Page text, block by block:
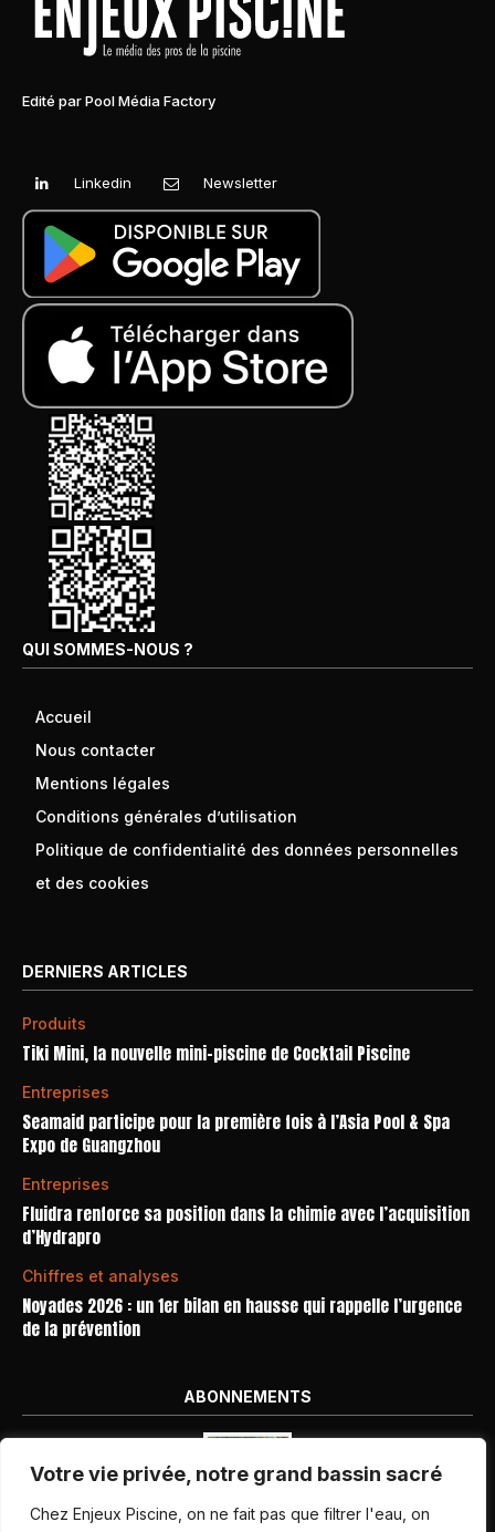
Votre vie privée, notre grand bassin sacré
Chez Enjeux Piscine, on ne fait pas que filtrer l'eau, on
Edité par Pool Média Factory
Linkedin Newsletter
QUI SOMMES-NOUS ?
Accueil
Nous contacter
Mentions légales
Conditions générales d’utilisation
Politique de confidentialité des données personnelles
et des cookies
DERNIERS ARTICLES
Produits
Tiki Mini, la nouvelle mini-piscine de Cocktail Piscine
Entreprises
Seamaid participe pour la première fois à l’Asia Pool & Spa
Expo de Guangzhou
Entreprises
Fluidra renforce sa position dans la chimie avec l’acquisition
d’Hydrapro
Chiffres et analyses
Noyades 2026 : un 1er bilan en hausse qui rappelle l’urgence
de la prévention
ABONNEMENTS